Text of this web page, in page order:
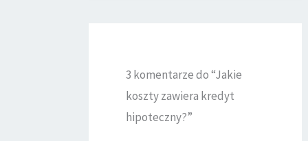
3 komentarze do “Jakie
koszty zawiera kredyt
hipoteczny?”